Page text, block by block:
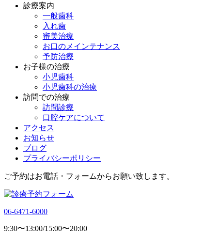
診療案内
一般歯科
入れ歯
審美治療
お口のメインテナンス
予防治療
お子様の治療
小児歯科
小児歯科の治療
訪問での治療
訪問診療
口腔ケアについて
アクセス
お知らせ
ブログ
プライバシーポリシー
ご予約はお電話・フォームからお願い致します。
06-6471-6000
9:30〜13:00/15:00〜20:00